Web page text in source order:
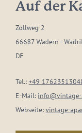
Auf der
Zollweg 2
66687 Wadern -
DE
Tel.: +49
E-Mail:
Webseite: vintage-